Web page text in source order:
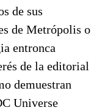
de sus
de Metrópolis o
entronca
de la editorial
demuestran
Universe